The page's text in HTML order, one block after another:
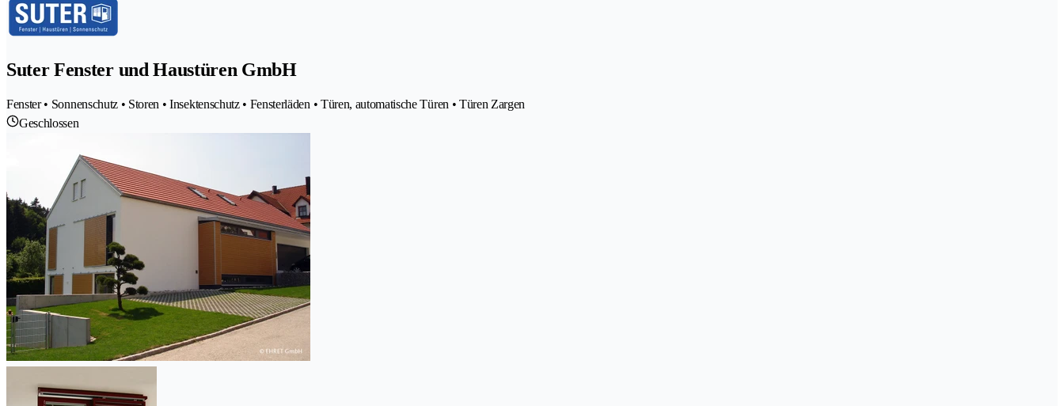
Suter Fenster und Haustüren GmbH
Fenster • Sonnenschutz • Storen • Insektenschutz • Fensterläden • Türen, automatische Türen • Türen Zargen
Geschlossen